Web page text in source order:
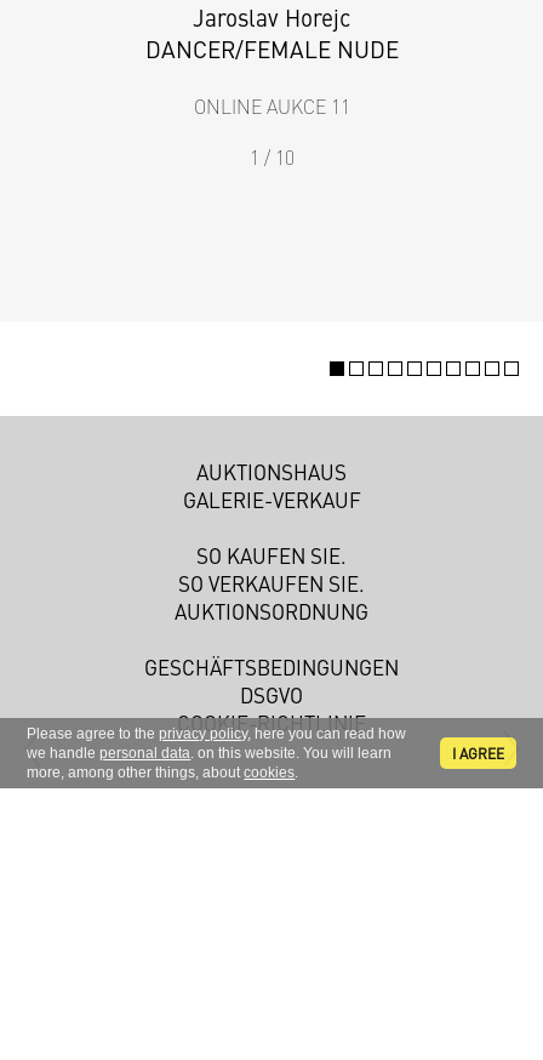
Please agree to theprivacy policy, here you can read how
we handlepersonal data. on this website. You will learn
more, among other things, aboutcookies.
I AGREE
Jaroslav Horejc
DANCER/FEMALE NUDE
ONLINE AUKCE 11
1 / 10
AUKTIONSHAUS
GALERIE-VERKAUF
SO KAUFEN SIE.
SO VERKAUFEN SIE.
AUKTIONSORDNUNG
GESCHÄFTSBEDINGUNGEN
DSGVO
COOKIE-RICHTLINIE